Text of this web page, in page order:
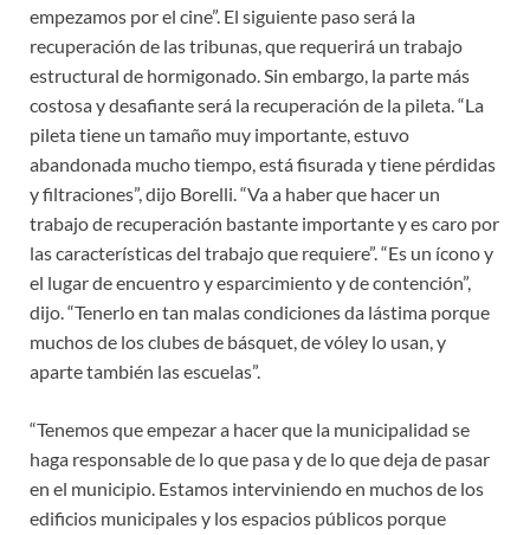
empezamos por el cine”. El siguiente paso será la
recuperación de las tribunas, que requerirá un trabajo
estructural de hormigonado. Sin embargo, la parte más
costosa y desafiante será la recuperación de la pileta. “La
pileta tiene un tamaño muy importante, estuvo
abandonada mucho tiempo, está fisurada y tiene pérdidas
y filtraciones”, dijo Borelli. “Va a haber que hacer un
trabajo de recuperación bastante importante y es caro por
las características del trabajo que requiere”. “Es un ícono y
el lugar de encuentro y esparcimiento y de contención”,
dijo. “Tenerlo en tan malas condiciones da lástima porque
muchos de los clubes de básquet, de vóley lo usan, y
aparte también las escuelas”.
“Tenemos que empezar a hacer que la municipalidad se
haga responsable de lo que pasa y de lo que deja de pasar
en el municipio. Estamos interviniendo en muchos de los
edificios municipales y los espacios públicos porque